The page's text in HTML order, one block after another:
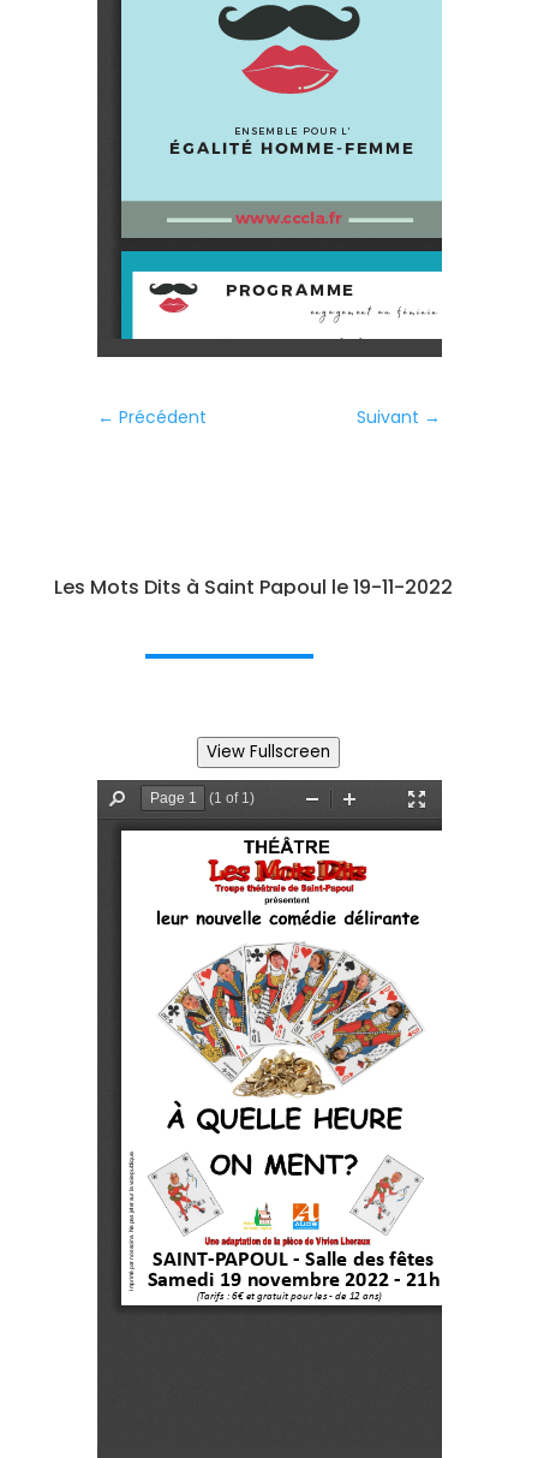
← Précédent Suivant →
Les Mots Dits à Saint Papoul le 19-11-2022
View Fullscreen